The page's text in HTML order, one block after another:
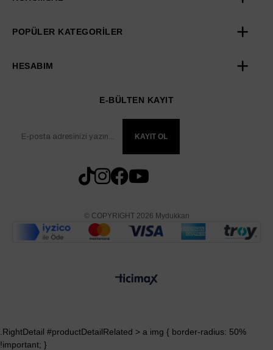
POPÜLER KATEGORİLER
HESABIM
E-BÜLTEN KAYIT
KAYIT OL
© COPYRIGHT 2026 Mydukkan
.RightDetail #productDetailRelated > a img { border-radius: 50%
!important; }